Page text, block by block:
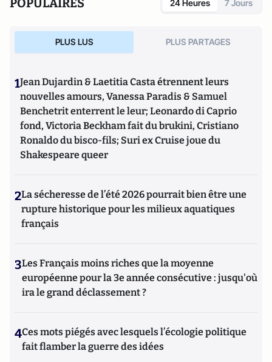
24 Heures 7 Jours
PLUS LUS PLUS PARTAGES
1Jean Dujardin & Laetitia Casta étrennent leurs
nouvelles amours, Vanessa Paradis & Samuel
Benchetrit enterrent le leur; Leonardo di Caprio
fond, Victoria Beckham fait du brukini, Cristiano
Ronaldo du bisco-fils; Suri ex Cruise joue du
Shakespeare queer
2La sécheresse de l’été 2026 pourrait bien être une
rupture historique pour les milieux aquatiques
français
3Les Français moins riches que la moyenne
européenne pour la 3e année consécutive : jusqu'où
ira le grand déclassement ?
4Ces mots piégés avec lesquels l’écologie politique
fait flamber la guerre des idées